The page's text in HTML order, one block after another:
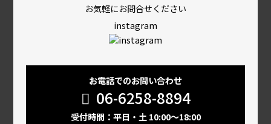
お気軽にお問合せください
instagram
お電話でのお問い合わせ
06-6258-8894
受付時間：平日・土 10:00～18:00